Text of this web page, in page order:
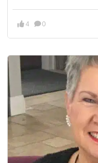
4 0